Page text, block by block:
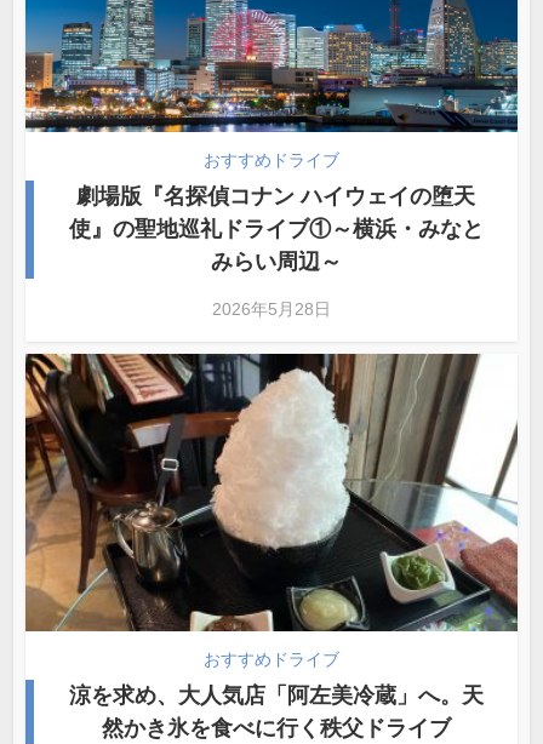
おすすめドライブ
劇場版『名探偵コナン ハイウェイの堕天
使』の聖地巡礼ドライブ①～横浜・みなと
みらい周辺～
2026年5月28日
おすすめドライブ
涼を求め、大人気店「阿左美冷蔵」へ。天
然かき氷を食べに行く秩父ドライブ